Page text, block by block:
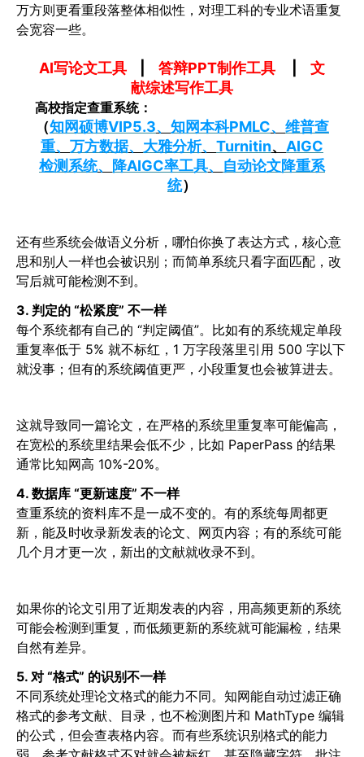
万方则更看重段落整体相似性，对理工科的专业术语重复
会宽容一些。
AI写论文工具 答辩PPT制作工具
文
献综述写作工具
高校指定查重系统：
（知网硕博VIP5.3、 知网本科PMLC、 维普查
重、 万方数据、 大雅分析、 Turnitin、 AIGC
检测系统、 降AIGC率工具、 自动论文降重系
统）
还有些系统会做语义分析，哪怕你换了表达方式，核心意
思和别人一样也会被识别；而简单系统只看字面匹配，改
写后就可能检测不到。
3. 判定的 “松紧度” 不一样
每个系统都有自己的 “判定阈值”。比如有的系统规定单段
重复率低于 5% 就不标红，1 万字段落里引用 500 字以下
就没事；但有的系统阈值更严，小段重复也会被算进去。
这就导致同一篇论文，在严格的系统里重复率可能偏高，
在宽松的系统里结果会低不少，比如 PaperPass 的结果
通常比知网高 10%-20%。
4. 数据库 “更新速度” 不一样
查重系统的资料库不是一成不变的。有的系统每周都更
新，能及时收录新发表的论文、网页内容；有的系统可能
几个月才更一次，新出的文献就收录不到。
如果你的论文引用了近期发表的内容，用高频更新的系统
可能会检测到重复，而低频更新的系统就可能漏检，结果
自然有差异。
5. 对 “格式” 的识别不一样
不同系统处理论文格式的能力不同。知网能自动过滤正确
格式的参考文献、目录，也不检测图片和 MathType 编辑
的公式，但会查表格内容。而有些系统识别格式的能力